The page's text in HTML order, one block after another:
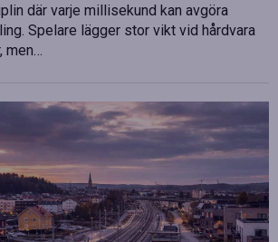
där varje millisekund kan avgöra
Spelare lägger stor vikt vid hårdvara